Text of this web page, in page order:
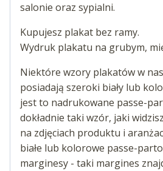
salonie oraz sypialni.
Kupujesz plakat bez ramy.
Wydruk plakatu na grubym,
Niektóre wzory plakatów w
posiadają szeroki biały lub
jest to nadrukowane passe-
dokładnie taki wzór, jaki
na zdjęciach produktu i
białe lub kolorowe passe-
marginesy - taki margines